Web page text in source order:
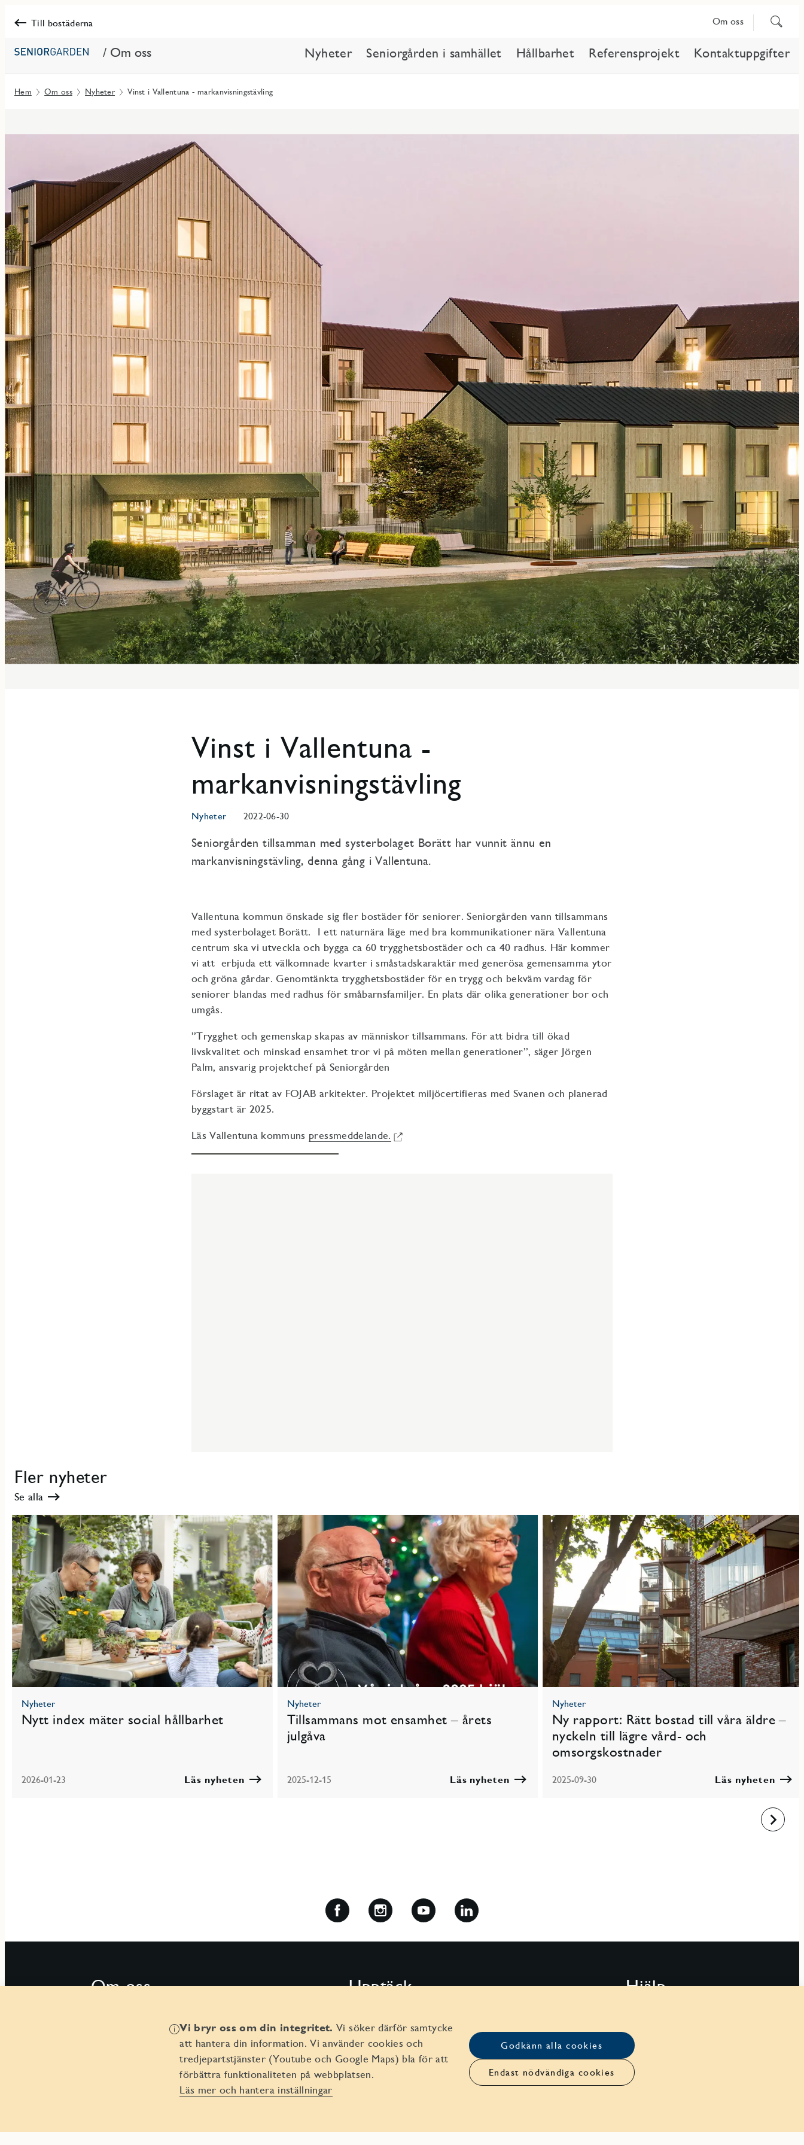
Till bostäderna Om oss
Sök
/ Om oss Nyheter Seniorgården i samhället Hållbarhet Referensprojekt Kontaktuppgifter
Hem Om oss Nyheter Vinst i Vallentuna - markanvisningstävling
Vinst i Vallentuna -
markanvisningstävling
Nyheter 2022-06-30
Seniorgården tillsamman med systerbolaget Borätt har vunnit ännu en
markanvisningstävling, denna gång i Vallentuna.
Vallentuna kommun önskade sig fler bostäder för seniorer. Seniorgården vann tillsammans
med systerbolaget Borätt. I ett naturnära läge med bra kommunikationer nära Vallentuna
centrum ska vi utveckla och bygga ca 60 trygghetsbostäder och ca 40 radhus. Här kommer
vi att erbjuda ett välkomnade kvarter i småstadskaraktär med generösa gemensamma ytor
och gröna gårdar. Genomtänkta trygghetsbostäder för en trygg och bekväm vardag för
seniorer blandas med radhus för småbarnsfamiljer. En plats där olika generationer bor och
umgås.
”Trygghet och gemenskap skapas av människor tillsammans. För att bidra till ökad
livskvalitet och minskad ensamhet tror vi på möten mellan generationer”, säger Jörgen
Palm, ansvarig projektchef på Seniorgården
Förslaget är ritat av FOJAB arkitekter. Projektet miljöcertifieras med Svanen och planerad
byggstart är 2025.
Läs Vallentuna kommuns pressmeddelande.
Fler nyheter
Se alla
Nyheter
Nytt index mäter social hållbarhet
2026-01-23 Läs nyheten
Nyheter
Tillsammans mot ensamhet – årets
julgåva
2025-12-15 Läs nyheten
Nyheter
Ny rapport: Rätt bostad till våra äldre –
nyckeln till lägre vård- och
omsorgskostnader
2025-09-30 Läs nyheten
Framåt
Vi bryr oss om din integritet. Vi söker därför samtycke
att hantera din information. Vi använder cookies och
tredjepartstjänster (Youtube och Google Maps) bla för att
förbättra funktionaliteten på webbplatsen.
Läs mer och hantera inställningar
Godkänn alla cookies
Endast nödvändiga cookies
Om oss Upptäck
Boförmåner
Om VIP
Hjälp
Studion
Bostadsbutiker